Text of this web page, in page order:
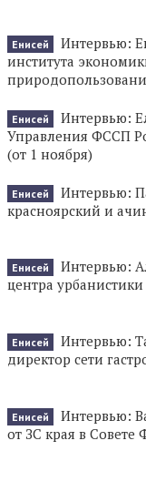
Енисей
Интервью:
института
Енисей
Интервью:
Управления ФССП
(от 1 ноября)
Енисей
Интервью:
красноярский и
Енисей
Интервью:
центра
Енисей
Интервью:
директор сети
Енисей
Интервью:
от ЗС края в Совете